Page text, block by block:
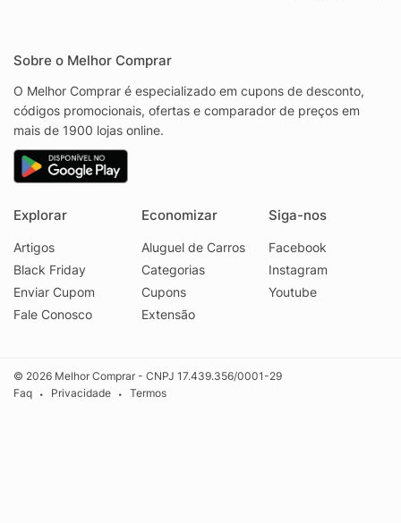
Sobre o Melhor Comprar
O Melhor Comprar é especializado em cupons de desconto,
códigos promocionais, ofertas e comparador de preços em
mais de 1900 lojas online.
Explorar
Artigos
Black Friday
Enviar Cupom
Fale Conosco
Economizar
Aluguel de Carros
Categorias
Cupons
Extensão
Siga-nos
Facebook
Instagram
Youtube
© 2026 Melhor Comprar - CNPJ 17.439.356/0001-29
Faq
• Privacidade • Termos